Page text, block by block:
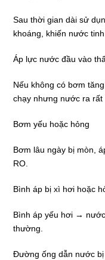
Sau thời gian dài sử
khoáng, khiến nước
Áp lực nước đầu vào
Nếu không có bơm
chạy nhưng nước ra rất
Bơm yếu hoặc hỏng
Bơm lâu ngày bị mòn,
RO.
Bình áp bị xì hơi hoặc
Bình áp yếu hơi →
thường.
Đường ống dẫn nước